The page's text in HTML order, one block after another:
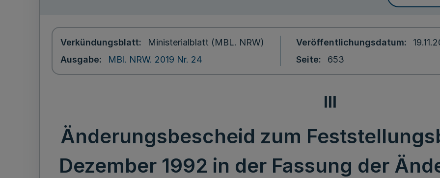
Verkündungsblatt
Ministerialblatt (MBL. NRW)
Ausgabe
MBl. NRW. 2019 Nr. 24
Veröffentlichungsdatum
Seite
653
III
Änderungsbescheid zum
Dezember 1992 in der Fassung der